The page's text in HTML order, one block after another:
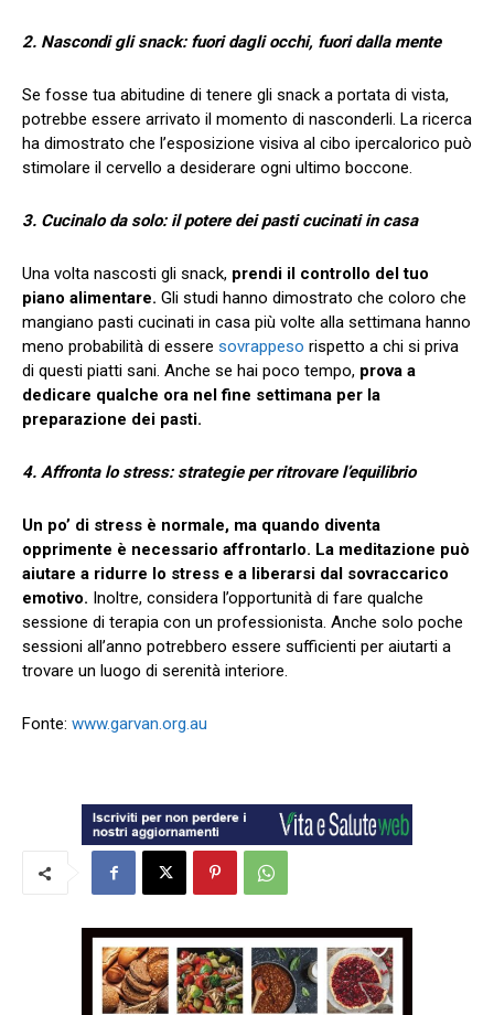
2. Nascondi gli snack: fuori dagli occhi, fuori dalla mente
Se fosse tua abitudine di tenere gli snack a portata di vista,
potrebbe essere arrivato il momento di nasconderli. La ricerca
ha dimostrato che l’esposizione visiva al cibo ipercalorico può
stimolare il cervello a desiderare ogni ultimo boccone.
3. Cucinalo da solo: il potere dei pasti cucinati in casa
Una volta nascosti gli snack, prendi il controllo del tuo
piano alimentare. Gli studi hanno dimostrato che coloro che
mangiano pasti cucinati in casa più volte alla settimana hanno
meno probabilità di essere sovrappeso rispetto a chi si priva
di questi piatti sani. Anche se hai poco tempo, prova a
dedicare qualche ora nel fine settimana per la
preparazione dei pasti.
4. Affronta lo stress: strategie per ritrovare l’equilibrio
Un po’ di stress è normale, ma quando diventa
opprimente è necessario affrontarlo. La meditazione può
aiutare a ridurre lo stress e a liberarsi dal sovraccarico
emotivo. Inoltre, considera l’opportunità di fare qualche
sessione di terapia con un professionista. Anche solo poche
sessioni all’anno potrebbero essere sufficienti per aiutarti a
trovare un luogo di serenità interiore.
Fonte: www.garvan.org.au